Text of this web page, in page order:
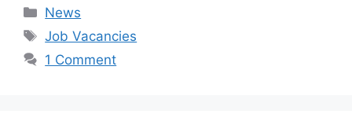
Categories
News
Tags
Job Vacancies
1 Comment